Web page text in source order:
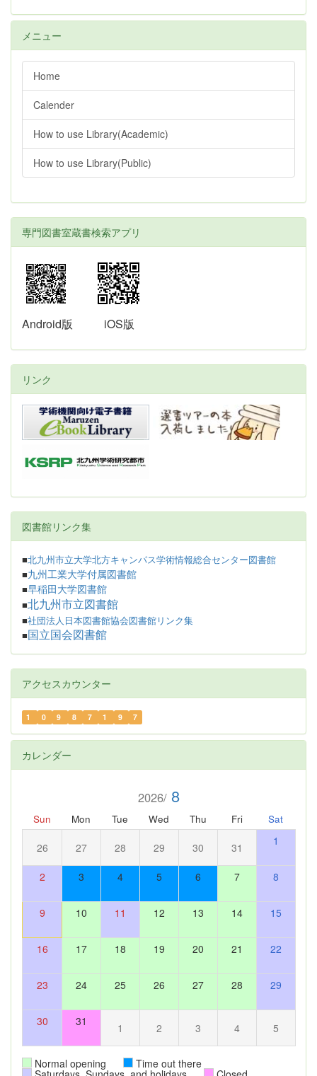
メニュー
Home
Calender
How to use Library(Academic)
How to use Library(Public)
専門図書室蔵書検索アプリ
Android版 iOS版
リンク
図書館リンク集
■北九州市立大学北方キャンパス学術情報総合センター図書館
■九州工業大学付属図書館
■早稲田大学図書館
■北九州市立図書館
■社団法人日本図書館協会図書館リンク集
■ 国立国会図書館
アクセスカウンター
1 0 9 8 7 1 9 7
カレンダー
2026/8
Sun Mon Tue Wed Thu Fri Sat
26 27 28 29 30 31 1
2 3 4 5 6 7 8
9 10 11 12 13 14 15
16 17 18 19 20 21 22
23 24 25 26 27 28 29
30 31 1 2 3 4 5
Normal opening Time out there